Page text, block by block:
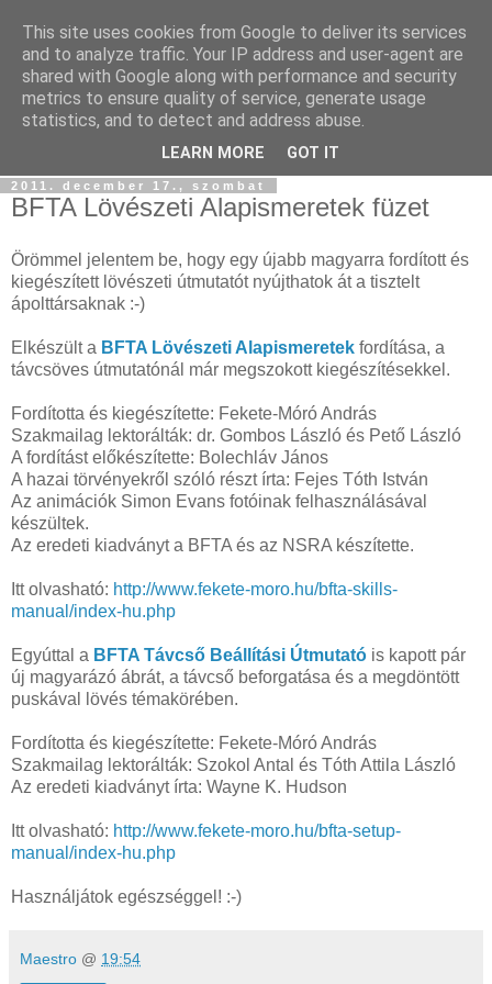
Szőttesföld
Képes és képtelen kalandozásaink keresztül-kasul
Középfölde kockás kendőjén...
2011. december 17., szombat
BFTA Lövészeti Alapismeretek füzet
Örömmel jelentem be, hogy egy újabb magyarra fordított és
kiegészített lövészeti útmutatót nyújthatok át a tisztelt
ápolttársaknak :-)
Elkészült a BFTA Lövészeti Alapismeretek fordítása, a
távcsöves útmutatónál már megszokott kiegészítésekkel.
Fordította és kiegészítette: Fekete-Móró András
Szakmailag lektorálták: dr. Gombos László és Pető László
A fordítást előkészítette: Bolechláv János
A hazai törvényekről szóló részt írta: Fejes Tóth István
Az animációk Simon Evans fotóinak felhasználásával
készültek.
Az eredeti kiadványt a BFTA és az NSRA készítette.
Itt olvasható: http://www.fekete-moro.hu/bfta-skills-
manual/index-hu.php
Egyúttal a BFTA Távcső Beállítási Útmutató is kapott pár
új magyarázó ábrát, a távcső beforgatása és a megdöntött
puskával lövés témakörében.
Fordította és kiegészítette: Fekete-Móró András
Szakmailag lektorálták: Szokol Antal és Tóth Attila László
Az eredeti kiadványt írta: Wayne K. Hudson
Itt olvasható: http://www.fekete-moro.hu/bfta-setup-
manual/index-hu.php
Használjátok egészséggel! :-)
Maestro @ 19:54
This site uses cookies from Google to deliver its services
and to analyze traffic. Your IP address and user-agent are
shared with Google along with performance and security
metrics to ensure quality of service, generate usage
statistics, and to detect and address abuse.
LEARN MORE GOT IT